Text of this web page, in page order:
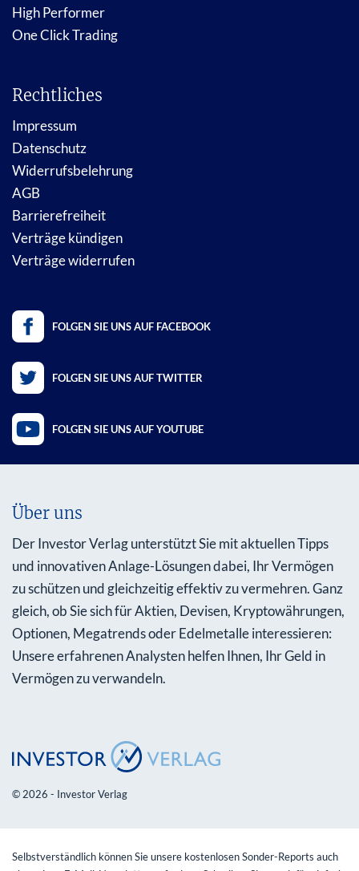
High Performer
One Click Trading
Rechtliches
Impressum
Datenschutz
Widerrufsbelehrung
AGB
Barrierefreiheit
Verträge kündigen
Verträge widerrufen
FOLGEN SIE UNS AUF FACEBOOK
FOLGEN SIE UNS AUF TWITTER
FOLGEN SIE UNS AUF YOUTUBE
Über uns
Der Investor Verlag unterstützt Sie mit aktuellen Tipps
und innovativen Anlage-Lösungen dabei, Ihr Vermögen
zu schützen und gleichzeitig effektiv zu vermehren. Ganz
gleich, ob Sie sich für Aktien, Devisen, Kryptowährungen,
Optionen, Megatrends oder Edelmetalle interessieren:
Unsere erfahrenen Analysten helfen Ihnen, Ihr Geld in
Vermögen zu verwandeln.
© 2026 - Investor Verlag
Selbstverständlich können Sie unsere kostenlosen Sonder-Reports auch